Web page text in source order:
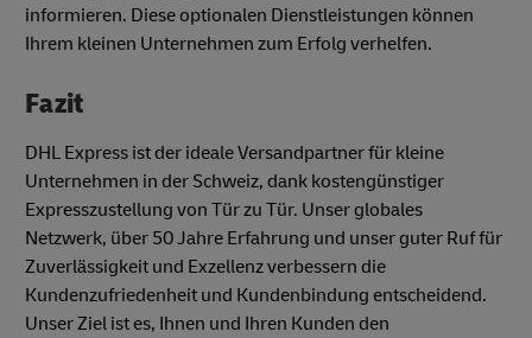
informieren. Diese optionalen Dienstleistungen können
Ihrem kleinen Unternehmen zum Erfolg verhelfen.
Fazit
DHL Express ist der ideale Versandpartner für kleine
Unternehmen in der Schweiz, dank kostengünstiger
Expresszustellung von Tür zu Tür. Unser globales
Netzwerk, über 50 Jahre Erfahrung und unser guter Ruf für
Zuverlässigkeit und Exzellenz verbessern die
Kundenzufriedenheit und Kundenbindung entscheidend.
Unser Ziel ist es, Ihnen und Ihren Kunden den